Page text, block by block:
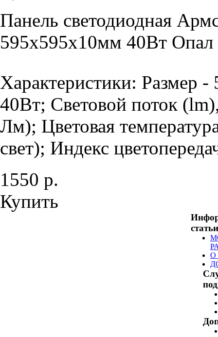
Панель светодиодная
595х595х10мм 40Вт
Характеристики: Размер
40Вт; Световой поток
Лм); Цветовая
свет); Индекс
1550 р.
Купить
статьи
О